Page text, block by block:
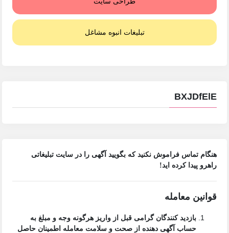
تبلیغات انبوه مشاغل
BXJDfElE
هنگام تماس فراموش نکنید که بگویید آگهی را درسایت تبلیغاتی
راهروپیدا کرده اید!
قوانین معامله
بازدید کنندگان گرامی قبل از واریز هرگونه وجه و مبلغ به
حساب آگهی دهنده از صحت و سلامت معامله اطمینان حاصل